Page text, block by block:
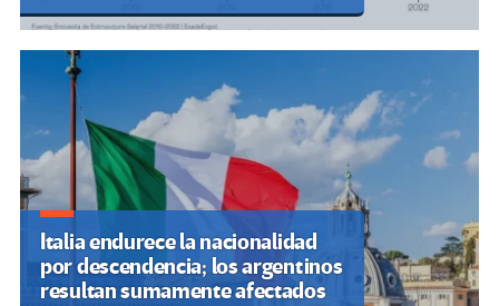
Italia endurece la nacionalidad
por descendencia; los argentinos
resultan sumamente afectados